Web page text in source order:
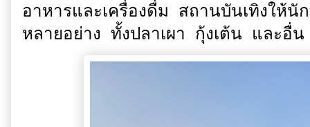
อาหารและเครื่องดื่ม สถานบันเทิงให้นั
หลายอย่าง ทั้งปลาเผา กุ้งเต้น และอื่